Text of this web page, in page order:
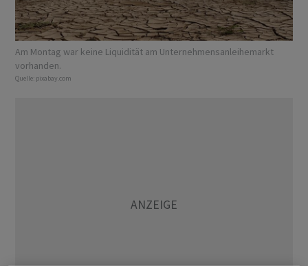
Am Montag war keine Liquidität am Unternehmensanleihemarkt
vorhanden.
Quelle: pixabay.com